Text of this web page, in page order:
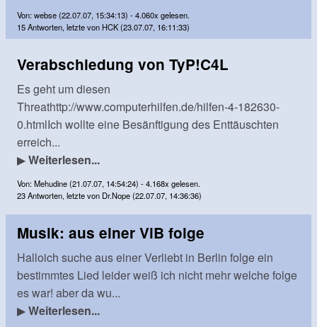
Von: webse (22.07.07, 15:34:13) - 4.060x gelesen.
15 Antworten, letzte von HCK (23.07.07, 16:11:33)
Verabschiedung von TyP!C4L
Es geht um diesen
Threathttp://www.computerhilfen.de/hilfen-4-182630-
0.htmlIch wollte eine Besänftigung des Enttäuschten
erreich...
▶Weiterlesen...
Von: Mehudine (21.07.07, 14:54:24) - 4.168x gelesen.
23 Antworten, letzte von Dr.Nope (22.07.07, 14:36:36)
Musik: aus einer ViB folge
Halloich suche aus einer Verliebt in Berlin folge ein
bestimmtes Lied leider weiß ich nicht mehr welche folge
es war! aber da wu...
▶Weiterlesen...